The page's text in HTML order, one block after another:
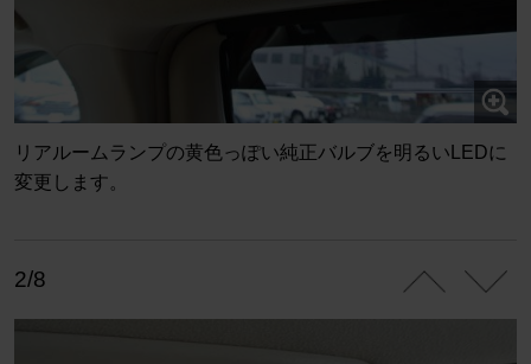
リアルームランプの黄色っぽい純正バルブを明るいLEDに
変更します。
2/8